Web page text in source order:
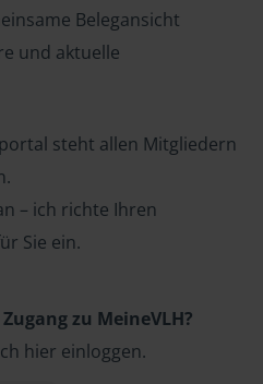
Belegansicht
und aktuelle
steht allen Mitgliedern
– ich richte Ihren
Sie ein.
zu MeineVLH?
hier einloggen.